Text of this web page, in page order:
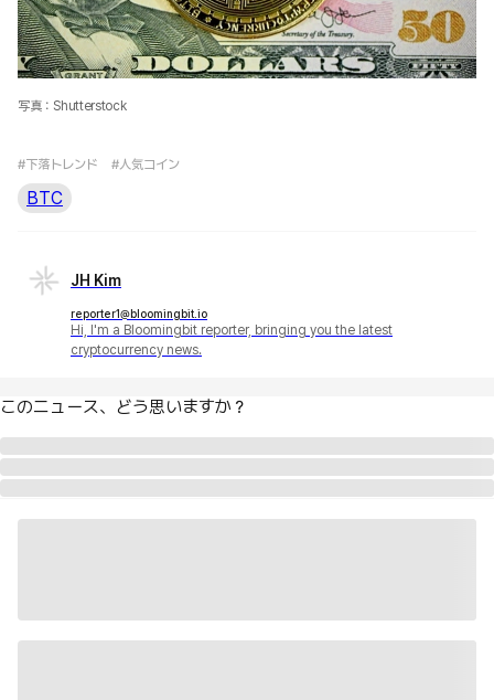
写真：Shutterstock
#下落トレンド #人気コイン
BTC
JH Kim
reporter1@bloomingbit.io
Hi, I'm a Bloomingbit reporter, bringing you the latest
cryptocurrency news.
このニュース、どう思いますか？